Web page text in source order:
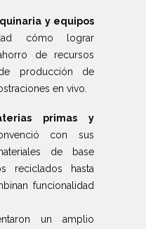
y equipos
cómo lograr
de recursos
producción de
en vivo.
primas y
con sus
de base
reciclados hasta
funcionalidad
un amplio